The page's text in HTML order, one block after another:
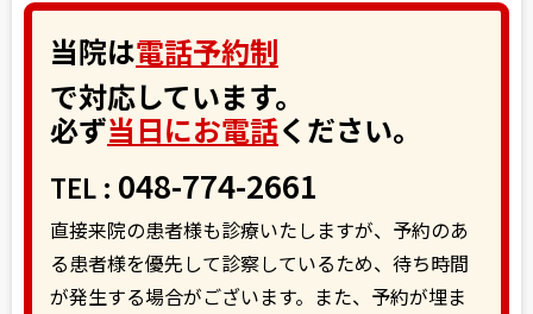
当院は電話予約制
で対応しています。
必ず当日にお電話ください。
TEL : 048-774-2661
直接来院の患者様も診療いたしますが、予約のあ
る患者様を優先して診察しているため、待ち時間
が発生する場合がございます。また、予約が埋ま